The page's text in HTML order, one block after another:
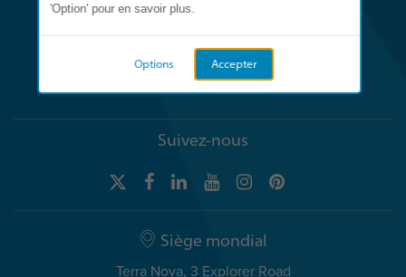
Suivez-nous
Siège mondial
Terra Nova, 3 Explorer Road
'Option' pour en savoir plus.
Accepter
Options